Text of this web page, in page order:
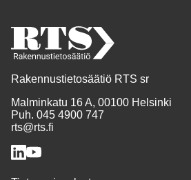
Rakennustietosäätiö RTS sr
Malminkatu 16 A, 00100 Helsinki
Puh. 045 4900 747
rts@rts.fi